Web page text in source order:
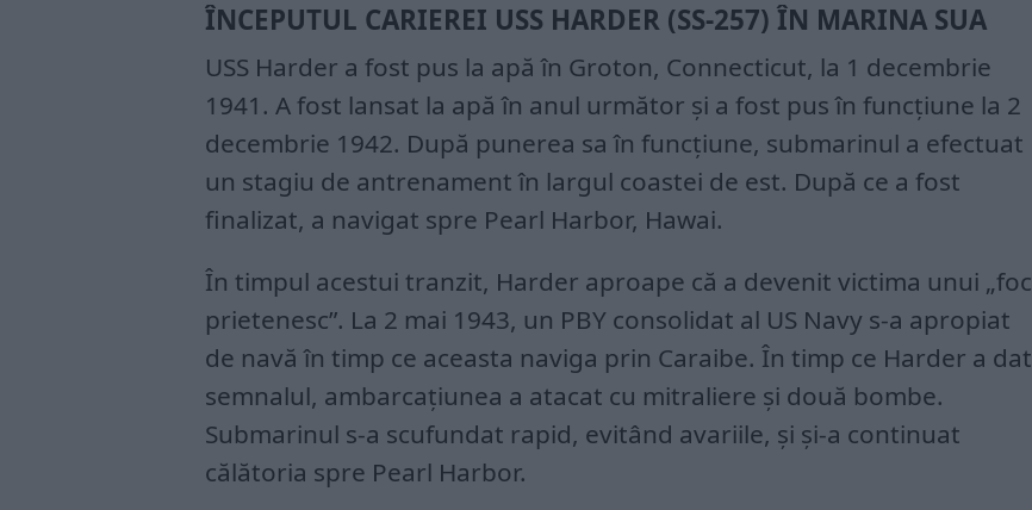
ÎNCEPUTUL CARIEREI USS HARDER (SS-257) ÎN MARINA SUA
USS Harder a fost pus la apă în Groton, Connecticut, la 1 decembrie
1941. A fost lansat la apă în anul următor și a fost pus în funcțiune la 2
decembrie 1942. După punerea sa în funcțiune, submarinul a efectuat
un stagiu de antrenament în largul coastei de est. După ce a fost
finalizat, a navigat spre Pearl Harbor, Hawai.
În timpul acestui tranzit, Harder aproape că a devenit victima unui „foc
prietenesc”. La 2 mai 1943, un PBY consolidat al US Navy s-a apropiat
de navă în timp ce aceasta naviga prin Caraibe. În timp ce Harder a dat
semnalul, ambarcațiunea a atacat cu mitraliere și două bombe.
Submarinul s-a scufundat rapid, evitând avariile, și și-a continuat
călătoria spre Pearl Harbor.